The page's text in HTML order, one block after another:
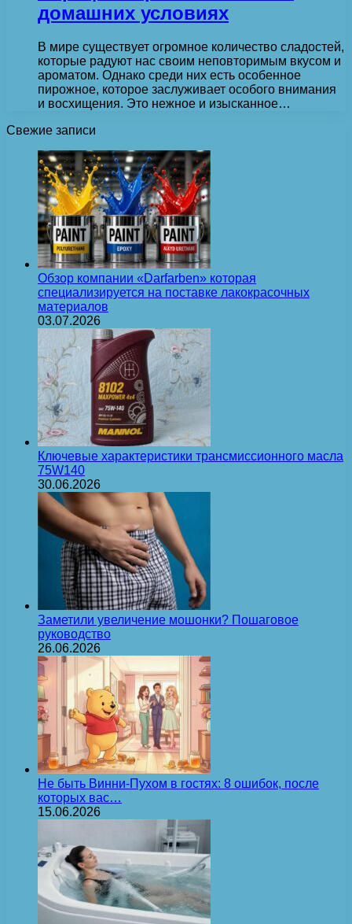
домашних условиях
В мире существует огромное количество сладостей,
которые радуют нас своим неповторимым вкусом и
ароматом. Однако среди них есть особенное
пирожное, которое заслуживает особого внимания
и восхищения. Это нежное и изысканное…
Свежие записи
Обзор компании «Darfarben» которая
специализируется на поставке лакокрасочных
материалов
03.07.2026
Ключевые характеристики трансмиссионного масла
75W140
30.06.2026
Заметили увеличение мошонки? Пошаговое
руководство
26.06.2026
Не быть Винни-Пухом в гостях: 8 ошибок, после
которых вас…
15.06.2026